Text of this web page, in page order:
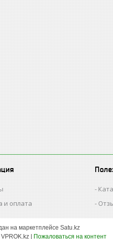
и оплата
на маркетплейсе Satu.kz
Интернет-магазин VPROK.kz | Пожаловаться на контент